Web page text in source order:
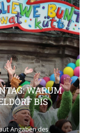
WARUM
BIS
Angaben des